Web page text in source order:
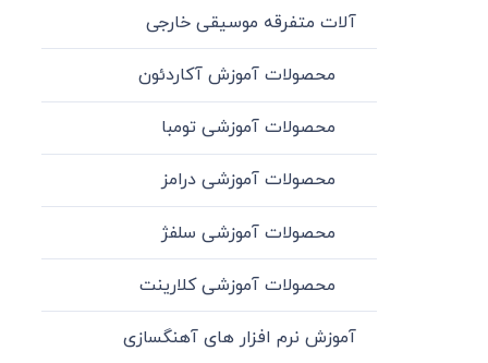
آلات متفرقه موسیقی خارجی
محصولات آموزش آکاردئون
محصولات آموزشی تومبا
محصولات آموزشی درامز
محصولات آموزشی سلفژ
محصولات آموزشی کلارینت
آموزش نرم افزار های آهنگسازی